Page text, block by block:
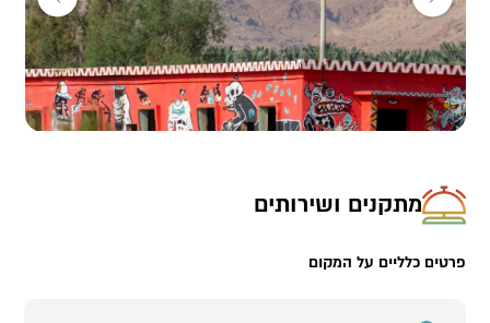
מתקנים ושירותים
פרטים כלליים על המקום